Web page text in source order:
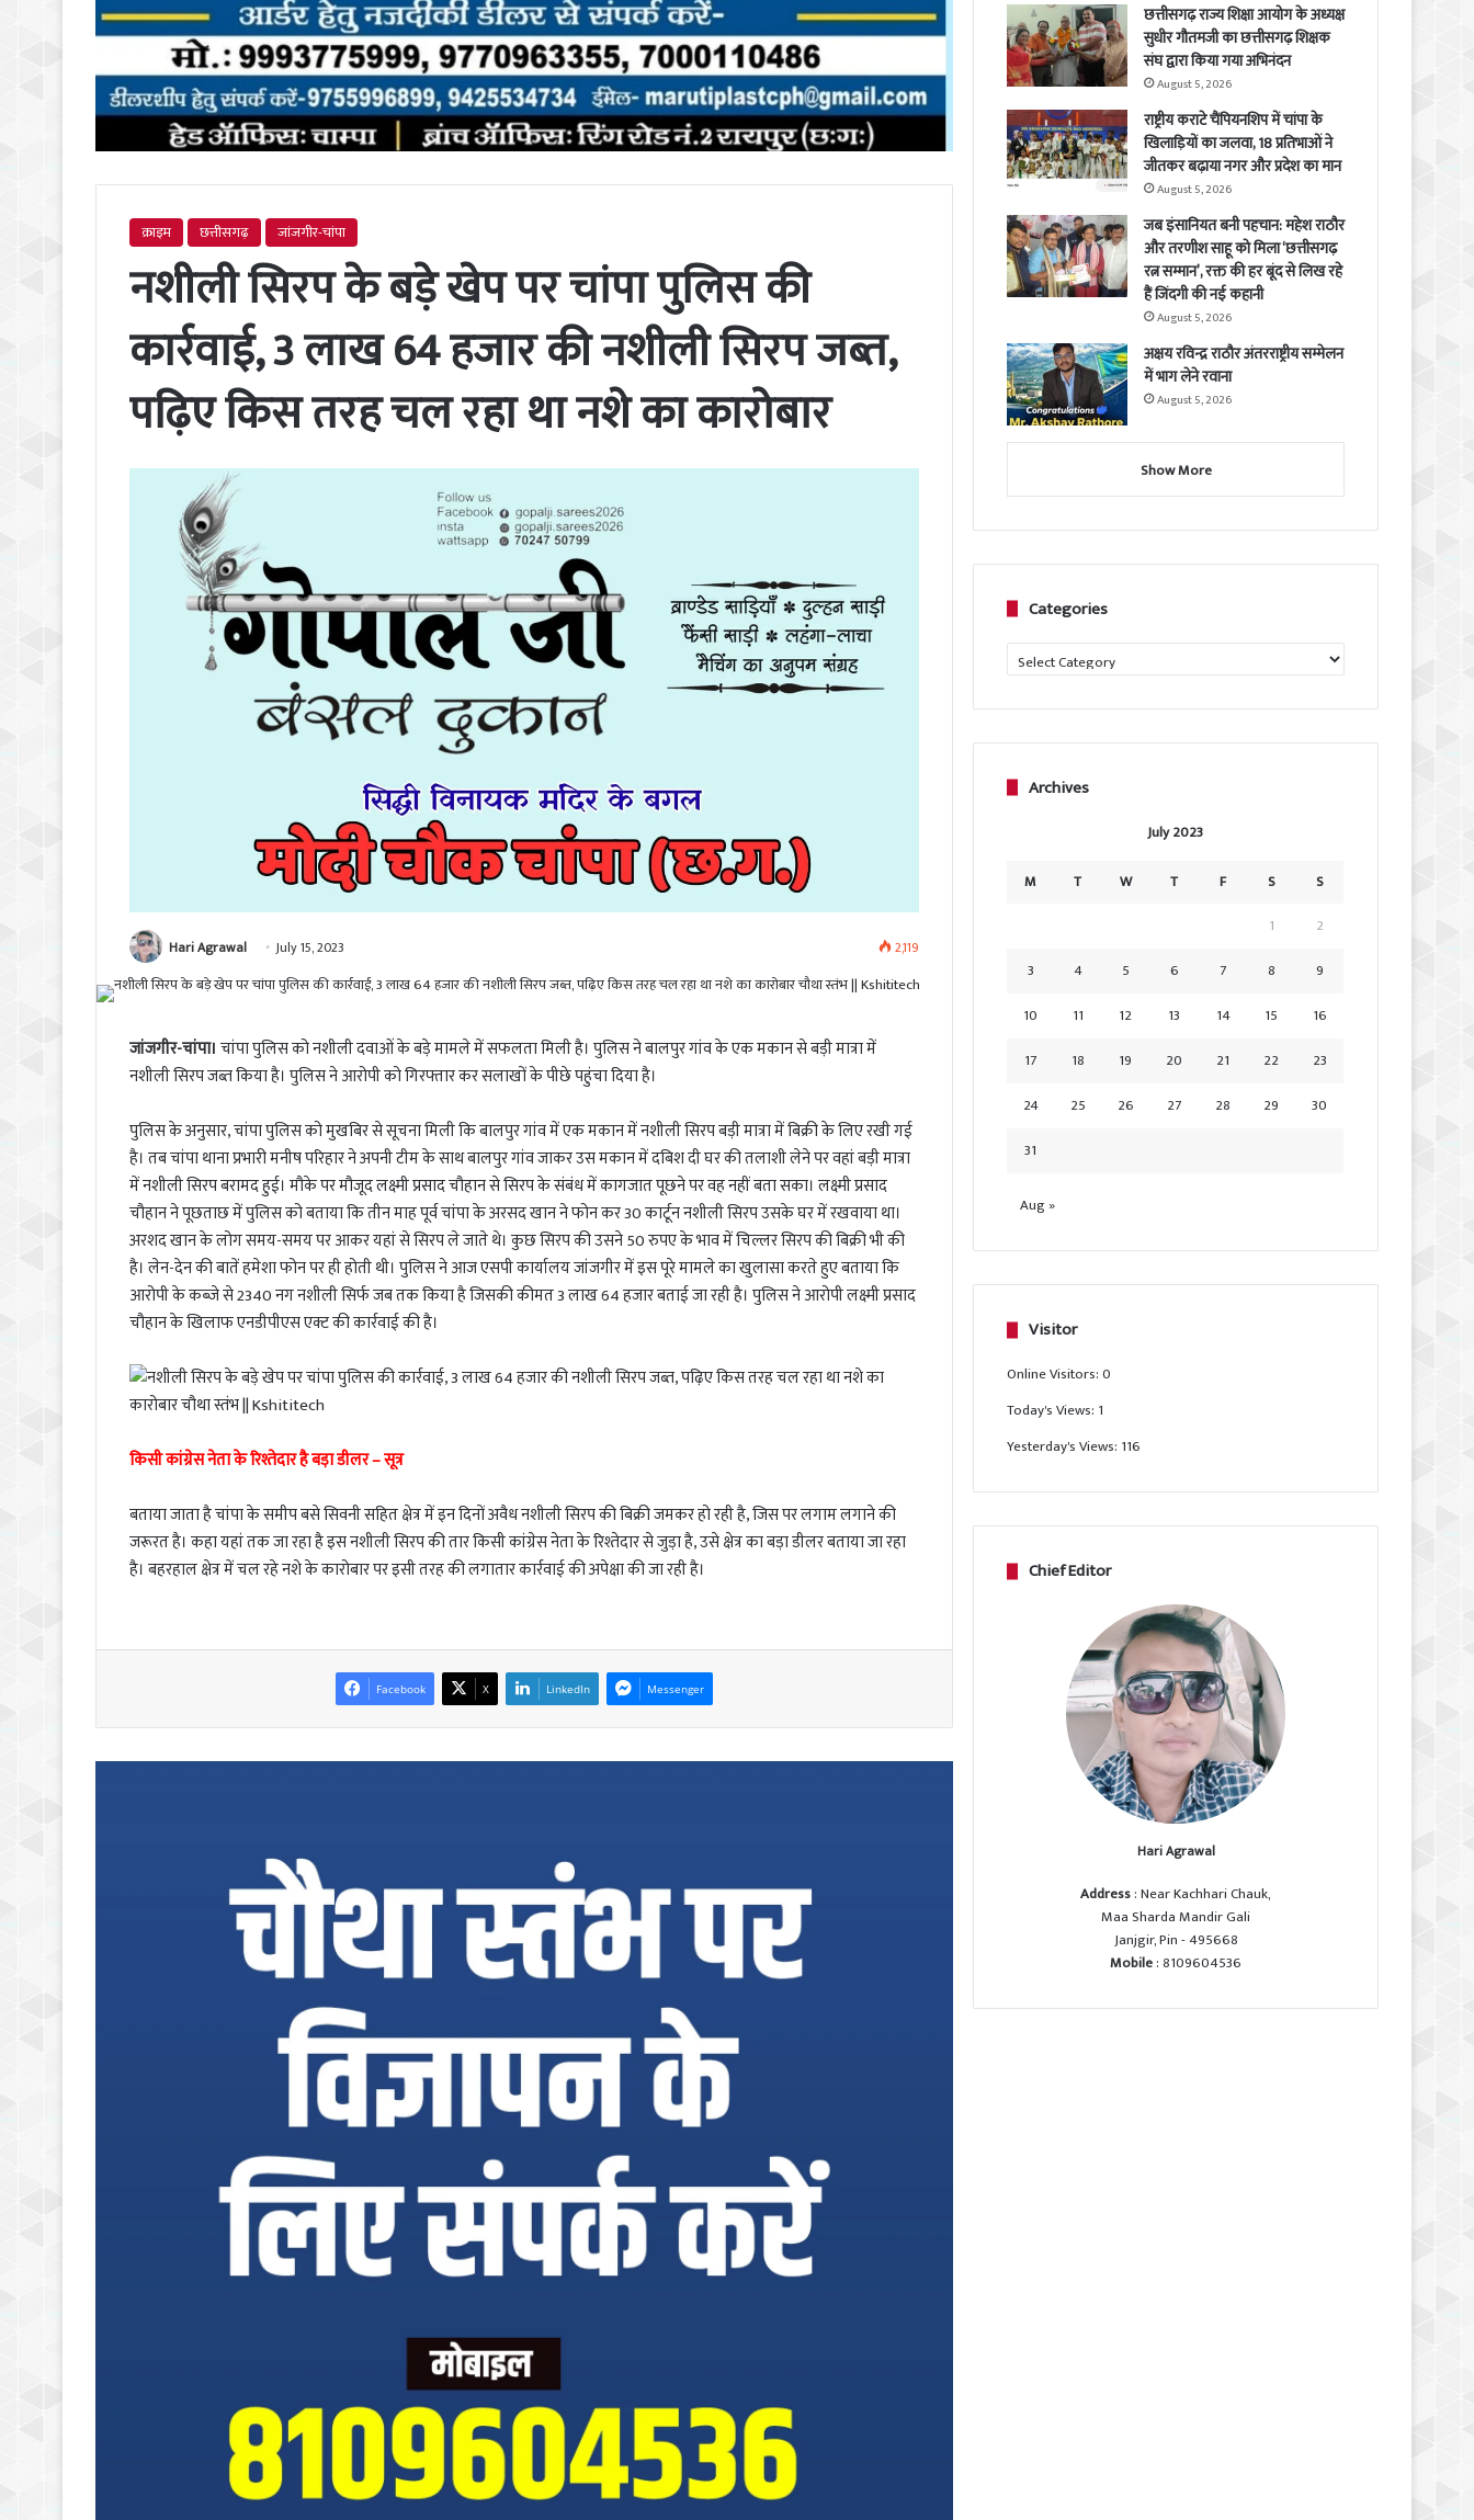
क्राइम छत्तीसगढ़ जांजगीर-चांपा
नशीली सिरप के बड़े खेप पर चांपा पुलिस की
कार्रवाई, 3 लाख 64 हजार की नशीली सिरप जब्त,
पढ़िए किस तरह चल रहा था नशे का कारोबार
Hari Agrawal July 15, 2023 2,119
जांजगीर-चांपा। चांपा पुलिस को नशीली दवाओं के बड़े मामले में सफलता मिली है। पुलिस ने बालपुर गांव के एक मकान से बड़ी मात्रा में
नशीली सिरप जब्त किया है। पुलिस ने आरोपी को गिरफ्तार कर सलाखों के पीछे पहुंचा दिया है।
पुलिस के अनुसार, चांपा पुलिस को मुखबिर से सूचना मिली कि बालपुर गांव में एक मकान में नशीली सिरप बड़ी मात्रा में बिक्री के लिए रखी गई
है। तब चांपा थाना प्रभारी मनीष परिहार ने अपनी टीम के साथ बालपुर गांव जाकर उस मकान में दबिश दी घर की तलाशी लेने पर वहां बड़ी मात्रा
में नशीली सिरप बरामद हुई। मौके पर मौजूद लक्ष्मी प्रसाद चौहान से सिरप के संबंध में कागजात पूछने पर वह नहीं बता सका। लक्ष्मी प्रसाद
चौहान ने पूछताछ में पुलिस को बताया कि तीन माह पूर्व चांपा के अरसद खान ने फोन कर 30 कार्टून नशीली सिरप उसके घर में रखवाया था।
अरशद खान के लोग समय-समय पर आकर यहां से सिरप ले जाते थे। कुछ सिरप की उसने 50 रुपए के भाव में चिल्लर सिरप की बिक्री भी की
है। लेन-देन की बातें हमेशा फोन पर ही होती थी। पुलिस ने आज एसपी कार्यालय जांजगीर में इस पूरे मामले का खुलासा करते हुए बताया कि
आरोपी के कब्जे से 2340 नग नशीली सिर्फ जब तक किया है जिसकी कीमत 3 लाख 64 हजार बताई जा रही है। पुलिस ने आरोपी लक्ष्मी प्रसाद
चौहान के खिलाफ एनडीपीएस एक्ट की कार्रवाई की है।
किसी कांग्रेस नेता के रिश्तेदार है बड़ा डीलर – सूत्र
बताया जाता है चांपा के समीप बसे सिवनी सहित क्षेत्र में इन दिनों अवैध नशीली सिरप की बिक्री जमकर हो रही है, जिस पर लगाम लगाने की
जरूरत है। कहा यहां तक जा रहा है इस नशीली सिरप की तार किसी कांग्रेस नेता के रिश्तेदार से जुड़ा है, उसे क्षेत्र का बड़ा डीलर बताया जा रहा
है। बहरहाल क्षेत्र में चल रहे नशे के कारोबार पर इसी तरह की लगातार कार्रवाई की अपेक्षा की जा रही है।
Facebook X LinkedIn Messenger
छत्तीसगढ़ राज्य शिक्षा आयोग के अध्यक्ष
सुधीर गौतमजी का छत्तीसगढ़ शिक्षक
संघ द्वारा किया गया अभिनंदन
August 5, 2026
राष्ट्रीय कराटे चैंपियनशिप में चांपा के
खिलाड़ियों का जलवा, 18 प्रतिभाओं ने
जीतकर बढ़ाया नगर और प्रदेश का मान
August 5, 2026
जब इंसानियत बनी पहचान: महेश राठौर
और तरणीश साहू को मिला ‘छत्तीसगढ़
रत्न सम्मान’, रक्त की हर बूंद से लिख रहे
हैं जिंदगी की नई कहानी
August 5, 2026
अक्षय रविन्द्र राठौर अंतरराष्ट्रीय सम्मेलन
में भाग लेने रवाना
August 5, 2026
Show More
Categories
Categories
Archives
July 2023
M T W T F S
S
1
2
3
4 5 6 7 8
9
10
11 12 13 14 15
16
17
18 19 20 21 22
23
24
25 26 27 28 29
30
31
Aug »
Visitor
Online Visitors:0
Today's Views: 1
Yesterday's Views: 116
Chief Editor
Hari Agrawal
Address: Near Kachhari Chauk,
Maa Sharda Mandir Gali
Janjgir, Pin - 495668
Mobile: 8109604536